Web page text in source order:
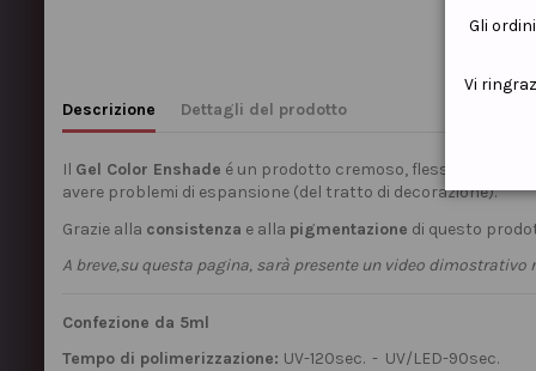
Descrizione Dettagli del prodotto
Il Gel Color Enshade é un prodotto cremoso, flessibile e
avere problemi di espansione (del tratto di decorazione).
Grazie alla consistenza e alla pigmentazione di questo
A breve,su questa pagina, sarà presente un video
Confezione da 5ml
Tempo di polimerizzazione: UV-120sec. - UV/LED-90sec.
Gli
Vi